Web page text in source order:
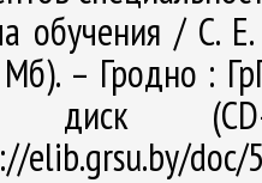
обучения / С. Е.
– Гродно :
диск
elib.grsu.by/doc/